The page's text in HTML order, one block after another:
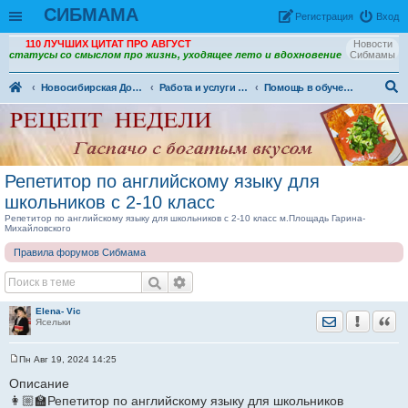
СИБМАМА Вход
Рeгиcтpaция
Новости
Сибмамы
110 ЛУЧШИХ ЦИТАТ ПРО АВГУСТ
статусы со смыслом про жизнь, уходящее лето и вдохновение
Новосибирская Доска объявлений Работа и услуги (ДО)
Помощь в обучении. Репетиторы (ДО)
ск
Репетитор по английскому языку для
школьников с 2-10 класс
Репетитор по английскому языку для школьников с 2-10 класс м.Площадь Гарина-
Михайловского
Правила форумов Сибмама
Elena- Vic
Ясельки
Отправить
о
б
Пн Авг 19, 2024 14:25
Описание
👩🏼‍🏫Репетитор по английскому языку для школьников